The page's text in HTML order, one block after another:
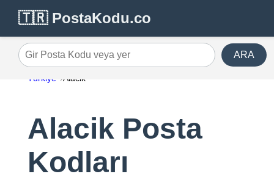
🇹🇷 PostaKodu.co
Gir Posta Kodu veya yer ARA
Türkiye Alacik
Alacik Posta
Kodları